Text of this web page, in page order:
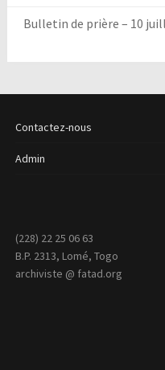
Bulletin de prière – 10
Contactez-nous
Admin
(228) 22 25 06 63
B.P. 2313, Lomé, Togo
archiviste @ fatad.org